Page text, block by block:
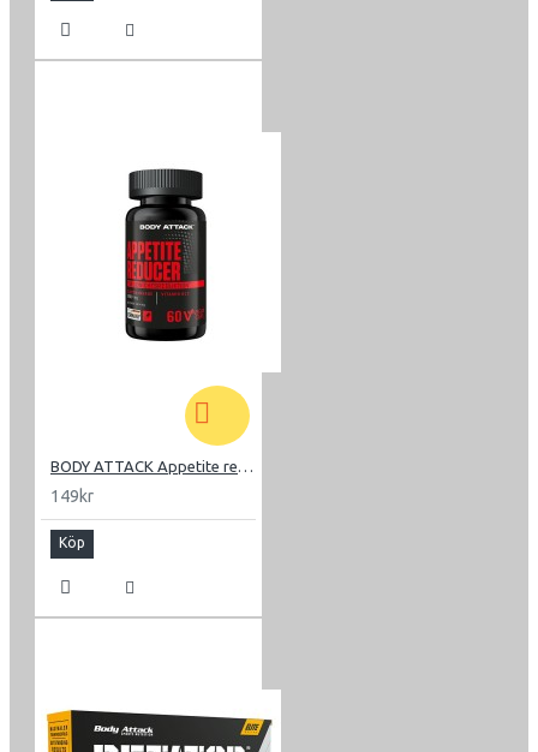
BODY ATTACK Appetite reducer men 60 kaps
149kr
Köp